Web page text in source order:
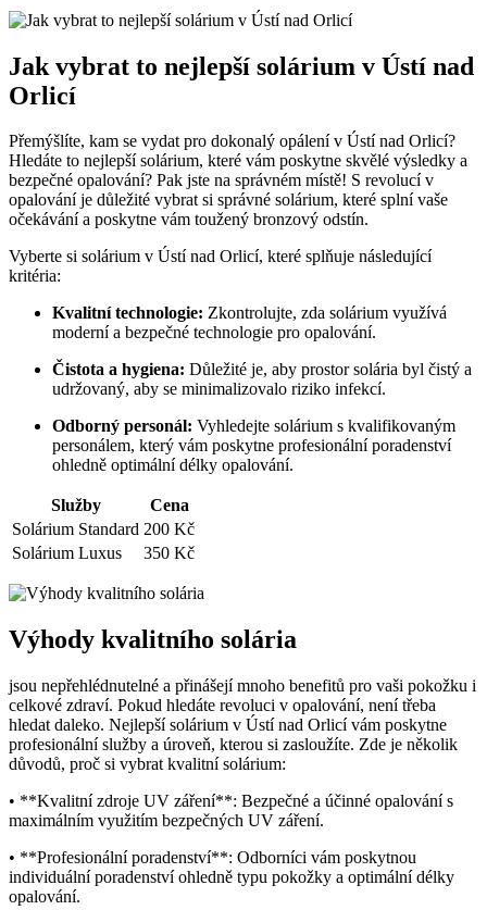
Jak vybrat to nejlepší solárium v Ústí nad
Orlicí
Přemýšlíte, kam se vydat pro dokonalý opálení v Ústí nad Orlicí?
Hledáte to nejlepší solárium, které vám poskytne skvělé výsledky a
bezpečné opalování? Pak jste na správném místě! S revolucí v
opalování je důležité vybrat si správné solárium, které splní vaše
očekávání a poskytne vám toužený bronzový odstín.
Vyberte si solárium v Ústí nad Orlicí, které splňuje následující
kritéria:
Kvalitní technologie: Zkontrolujte, zda solárium využívá
moderní a bezpečné technologie pro opalování.
Čistota a hygiena: Důležité je, aby prostor solária byl čistý a
udržovaný, aby se minimalizovalo riziko infekcí.
Odborný personál: Vyhledejte solárium s kvalifikovaným
personálem, který vám poskytne profesionální poradenství
ohledně optimální délky opalování.
Služby
Cena
Solárium Standard 200 Kč
Solárium Luxus
350 Kč
Výhody kvalitního solária
jsou nepřehlédnutelné a přinášejí mnoho benefitů pro vaši pokožku i
celkové zdraví. Pokud hledáte revoluci v opalování, není třeba
hledat daleko. Nejlepší solárium v Ústí nad Orlicí vám poskytne
profesionální služby a úroveň, kterou si zasloužíte. Zde je několik
důvodů, proč si vybrat kvalitní solárium:
• **Kvalitní zdroje UV záření**: Bezpečné a účinné opalování s
maximálním využitím bezpečných UV záření.
• **Profesionální poradenství**: Odborníci vám poskytnou
individuální poradenství ohledně typu pokožky a optimální délky
opalování.